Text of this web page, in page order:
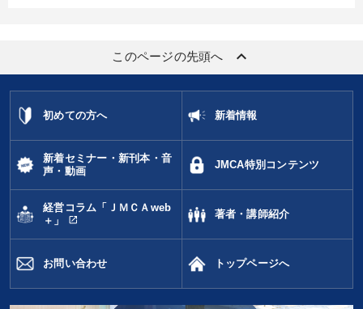
このページの先頭へ keyboard_arrow_up
初めての方へ 新着情報
新着セミナー・新刊本・音
声・動画
JMCA特別コンテンツ
経営コラム「ＪＭＣＡweb
＋」
open_in_new
著者・講師紹介
お問い合わせ トップページへ